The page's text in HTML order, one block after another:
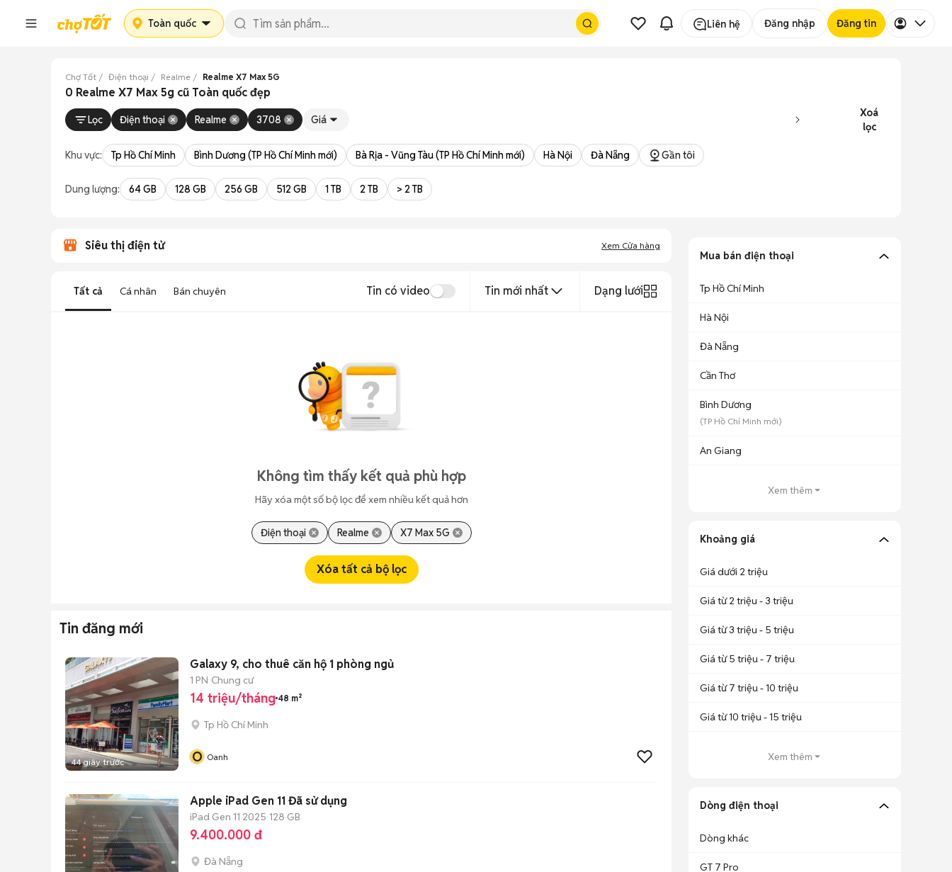
Toàn quốc Liên hệ Đăng nhập Đăng tin
Chợ Tốt Điện thoại Realme Realme X7 Max 5G
0 Realme X7 Max 5g cũ Toàn quốc đẹp
Lọc Điện thoại Realme 3708 Giá
Xoá
lọc
Khu vực: Tp Hồ Chí Minh Bình Dương (TP Hồ Chí Minh mới) Bà Rịa - Vũng Tàu (TP Hồ Chí Minh mới) Hà Nội Đà Nẵng Gần tôi
Dung lượng: 64 GB 128 GB 256 GB 512 GB 1 TB 2 TB > 2 TB
Siêu thị điện tử Xem Cửa hàng
Tất cả Cá nhân Bán chuyên Tin có video Tin mới nhất Dạng lưới
Không tìm thấy kết quả phù hợp
Hãy xóa một số bộ lọc để xem nhiều kết quả hơn
Điện thoại Realme X7 Max 5G
Xóa tất cả bộ lọc
Tin đăng mới
44 giây trước
Galaxy 9, cho thuê căn hộ 1 phòng ngủ
1 PN Chung cư
14 triệu/tháng 48 m²
Tp Hồ Chí Minh
O Oanh
Apple iPad Gen 11 Đã sử dụng
iPad Gen 11 2025 128 GB
9.400.000 đ
Đà Nẵng
Mua bán điện thoại
Tp Hồ Chí Minh
Hà Nội
Đà Nẵng
Cần Thơ
Bình Dương
(TP Hồ Chí Minh mới)
An Giang
Xem thêm
Khoảng giá
Giá dưới 2 triệu
Giá từ 2 triệu - 3 triệu
Giá từ 3 triệu - 5 triệu
Giá từ 5 triệu - 7 triệu
Giá từ 7 triệu - 10 triệu
Giá từ 10 triệu - 15 triệu
Xem thêm
Dòng điện thoại
Dòng khác
GT 7 Pro